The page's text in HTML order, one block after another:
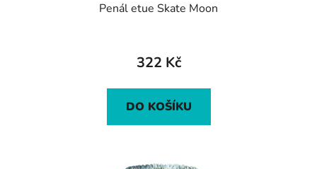
Penál etue Skate Moon
322 Kč
DO KOŠÍKU